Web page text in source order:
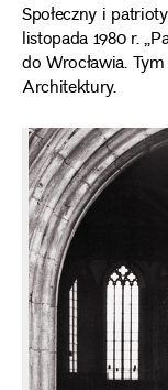
Społeczny i
listopada 1980 r.
do Wrocławia.
Architektury.